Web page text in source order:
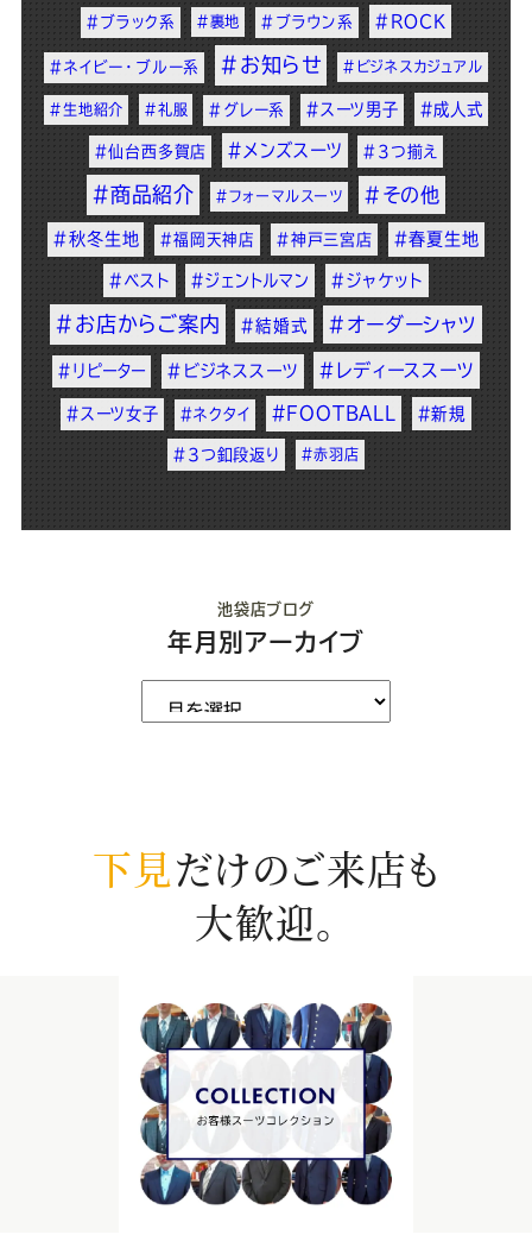
#ブラック系 #裏地 #ブラウン系 #ROCK
#ネイビー・ブルー系 #お知らせ #ビジネスカジュアル
#生地紹介 #礼服 #グレー系 #スーツ男子 #成人式
#仙台西多賀店 #メンズスーツ #3つ揃え
#商品紹介 #フォーマルスーツ #その他
#秋冬生地 #福岡天神店 #神戸三宮店 #春夏生地
#ベスト #ジェントルマン #ジャケット
#お店からご案内 #結婚式 #オーダーシャツ
#リピーター #ビジネススーツ #レディーススーツ
#スーツ女子 #ネクタイ #FOOTBALL #新規
#3つ釦段返り #赤羽店
池袋店ブログ
年月別アーカイブ
下見だけのご来店も
大歓迎。